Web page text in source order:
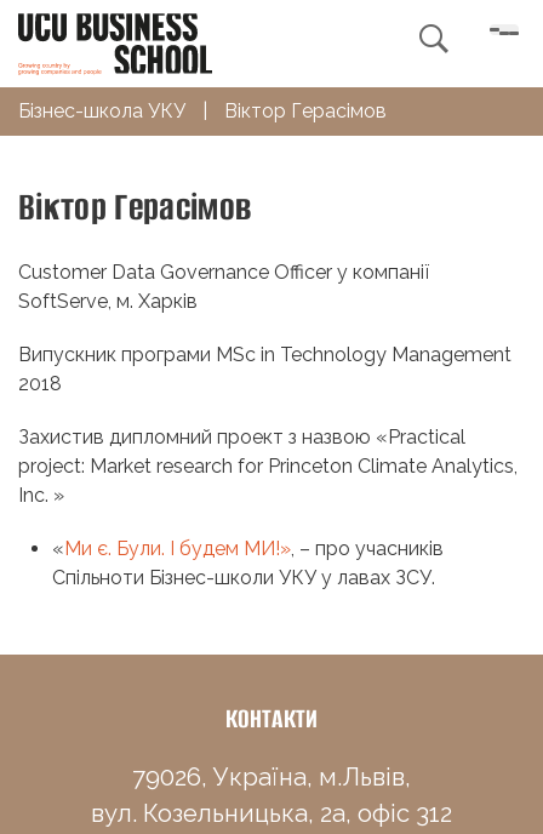

Бізнес-школа УКУ Віктор Герасімов
Віктор Герасімов
Customer Data Governance Officer у компанії
SoftServe, м. Харків
Випускник програми MSc in Technology Management
2018
Захистив дипломний проект з назвою «Practical
project: Market research for Princeton Climate Analytics,
Inc. »
«Ми є. Були. І будем МИ!», – про учасників
Спільноти Бізнес-школи УКУ у лавах ЗСУ.
КОНТАКТИ
79026, Україна, м.Львів,
вул. Козельницька, 2а, офіс 312